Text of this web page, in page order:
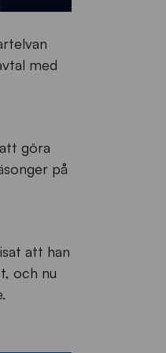
med
göra
på
att han
och nu